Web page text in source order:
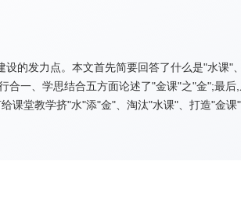
的发力点。本文首先简要回答了什么是"水课
一、学思结合五方面论述了"金课"之"金";最
课堂教学挤"水"添"金"、淘汰"水课"、打造"金课"